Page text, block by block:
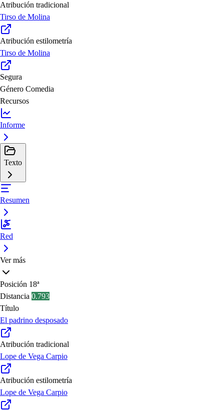
Atribución tradicional
Tirso de Molina
Atribución estilometría
Tirso de Molina
Segura
Género Comedia
Recursos
Informe
Texto
Resumen
Red
Ver más
Posición 18ª
Distancia 0.793
Título
El padrino desposado
Atribución tradicional
Lope de Vega Carpio
Atribución estilometría
Lope de Vega Carpio